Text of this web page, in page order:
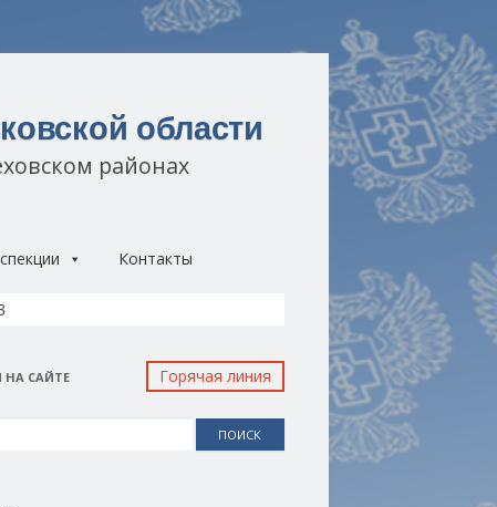
области
районах
Контакты
Горячая линия
НА САЙТЕ